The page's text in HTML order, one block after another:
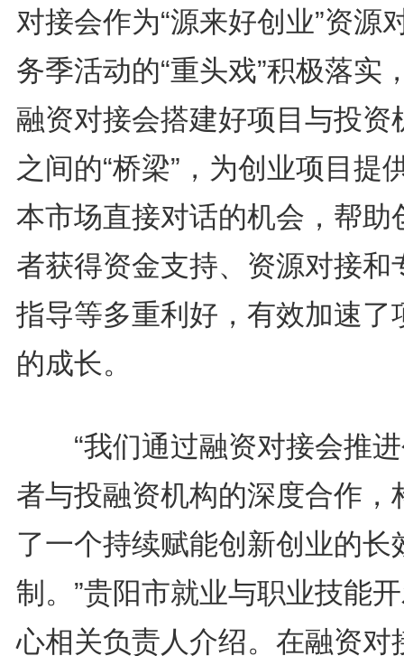
对接会作为“源来好创业”资源
务季活动的“重头戏”积极落实
融资对接会搭建好项目与投资
之间的“桥梁”，为创业项目提
本市场直接对话的机会，帮助
者获得资金支持、资源对接和
指导等多重利好，有效加速了
的成长。
“我们通过融资对接会推进
者与投融资机构的深度合作，
了一个持续赋能创新创业的长
制。”贵阳市就业与职业技能
心相关负责人介绍。在融资对